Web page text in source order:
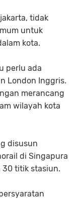
tidak
untuk
kota.
perlu ada
London Inggris.
merancang
wilayah kota
disusun
di Singapura
30 titik stasiun.